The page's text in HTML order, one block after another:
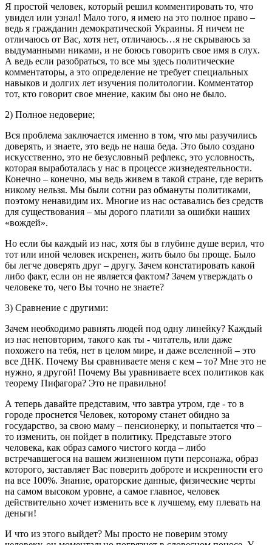
Я простой человек, который решил комментировать то, что
увидел или узнал! Мало того, я имею на это полное право –
ведь я гражданин демократической Украины. Я ничем не
отличаюсь от Вас, хотя нет, отличаюсь…я не скрываюсь за
выдуманными никами, и не боюсь говорить свое имя в слух.
А ведь если разобраться, то все мы здесь политические
комментаторы, а это определение не требует специальных
навыков и долгих лет изучения политологии. Комментатор
тот, кто говорит свое мнение, каким бы оно не было.
2) Полное недоверие;
Вся проблема заключается именно в том, что мы разучились
доверять, и знаете, это ведь не наша беда. Это было создано
искусственно, это не безусловный рефлекс, это условность,
которая выработалась у нас в процессе жизнедеятельности.
Конечно – конечно, мы ведь живем в такой стране, где верить
никому нельзя. Мы были сотни раз обмануты политиками,
поэтому ненавидим их. Многие из нас оставались без средств
для существования – мы дорого платили за ошибки наших
«вождей».
Но если бы каждый из нас, хотя бы в глубине душе верил, что
тот или иной человек искренен, жить было бы проще. Было
бы легче доверять друг – другу. Зачем констатировать какой
либо факт, если он не является фактом? Зачем утверждать о
человеке то, чего Вы точно не знаете?
3) Сравнение с другими:
Зачем необходимо равнять людей под одну линейку? Каждый
из нас неповторим, такого как ты - читатель, или даже
похожего на тебя, нет в целом мире, и даже вселенной – это
все ДНК. Почему Вы сравниваете меня с кем – то? Мне это не
нужно, я другой! Почему Вы уравниваете всех политиков как
теорему Пифагора? Это не правильно!
А теперь давайте представим, что завтра утром, где - то в
городе проснется Человек, которому станет обидно за
государство, за свою маму – пенсионерку, и попытается что –
то изменить, он пойдет в политику. Представьте этого
человека, как образ самого чистого когда – либо
встречавшегося на вашем жизненном пути персонажа, образ
которого, заставляет Вас поверить доброте и искренности его
на все 100%. Знание, ораторские данные, физические черты
на самом высоком уровне, а самое главное, человек
действительно хочет изменить все к лучшему, ему плевать на
деньги!
И что из этого выйдет? Мы просто не поверим этому